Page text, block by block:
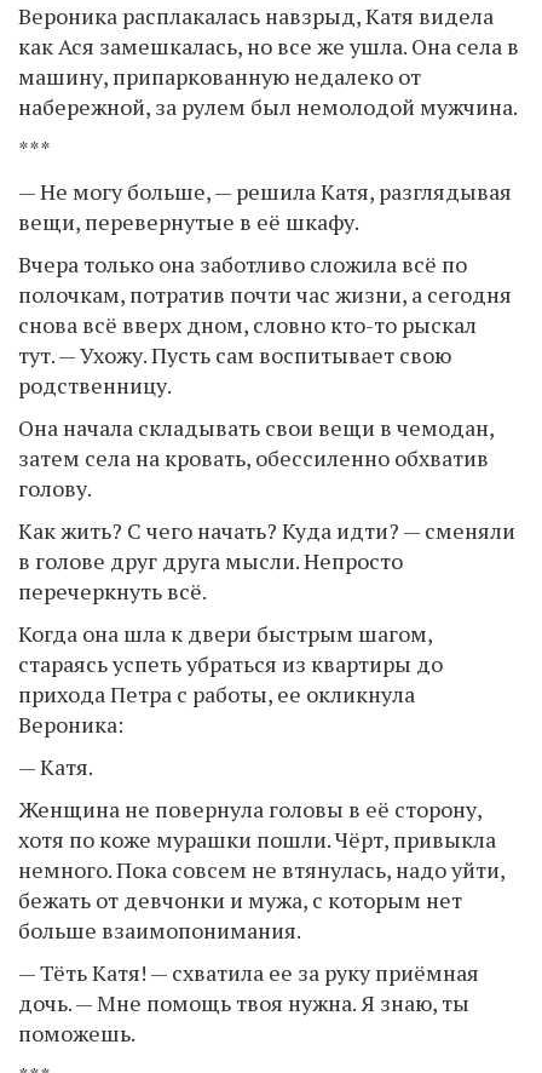
Вероника расплакалась навзрыд, Катя видела
как Ася замешкалась, но все же ушла. Она села в
машину, припаркованную недалеко от
набережной, за рулем был немолодой мужчина.
***
— Не могу больше, — решила Катя, разглядывая
вещи, перевернутые в её шкафу.
Вчера только она заботливо сложила всё по
полочкам, потратив почти час жизни, а сегодня
снова всё вверх дном, словно кто-то рыскал
тут. — Ухожу. Пусть сам воспитывает свою
родственницу.
Она начала складывать свои вещи в чемодан,
затем села на кровать, обессиленно обхватив
голову.
Как жить? С чего начать? Куда идти? — сменяли
в голове друг друга мысли. Непросто
перечеркнуть всё.
Когда она шла к двери быстрым шагом,
стараясь успеть убраться из квартиры до
прихода Петра с работы, ее окликнула
Вероника:
— Катя.
Женщина не повернула головы в её сторону,
хотя по коже мурашки пошли. Чёрт, привыкла
немного. Пока совсем не втянулась, надо уйти,
бежать от девчонки и мужа, с которым нет
больше взаимопонимания.
— Тёть Катя! — схватила ее за руку приёмная
дочь. — Мне помощь твоя нужна. Я знаю, ты
поможешь.